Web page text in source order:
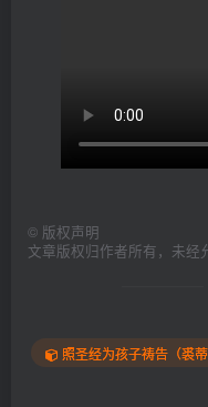
© 版权声明
文章版权归作者所有，未经
照圣经为孩子祷告（裘蒂